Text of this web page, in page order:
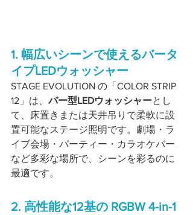
1. 幅広いシーンで使えるバータ
イプLEDウォッシャー
STAGE EVOLUTION の「COLOR STRIP
12」は、バー型LEDウォッシャーとし
て、床置きまたは天井吊りで柔軟に設
置可能なステージ照明です。劇場・ラ
イブ会場・パーティー・カラオケバー
など多彩な場所で、シーンを彩るのに
最適です。
2. 高性能な12基の RGBW 4-in-1